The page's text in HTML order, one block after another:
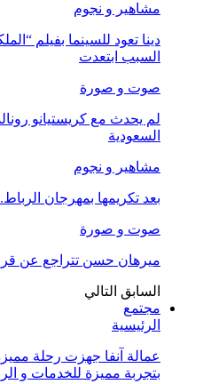
مشاهير و نجوم
دينا تعود للسينما بفيلم
السبب ابتعدت
صوت و صورة
لم يحدث مع كريستيانو
السعودية
مشاهير و نجوم
بعد تكريمها بمهرجان
صوت و صورة
ميرهان حسن تتراجع عن
السابق التالي
مجتمع
الرئيسية
عمالة آنفا جهزت رحلة
بتجربة مميزة للخدمات و